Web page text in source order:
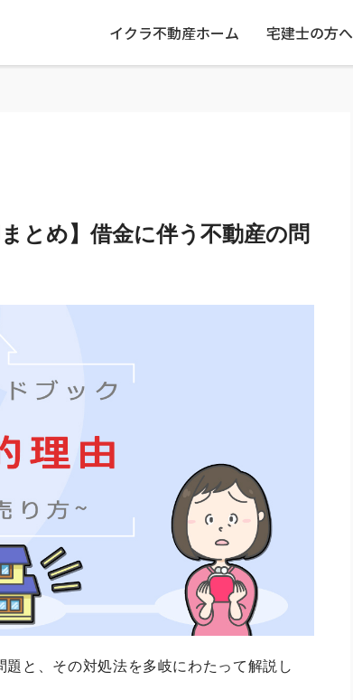
イクラ不動産ホーム 宅建士の方へ
とめ】借金に伴う不動産の問
と、その対処法を多岐にわたって解説し